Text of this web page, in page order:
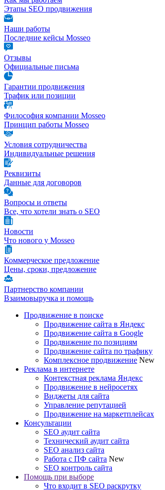
Этапы SEO продвижения
Наши работы
Последние кейсы Mosseo
Отзывы
Официальные письма
Гарантии продвижения
Трафик или позиции
Философия компании Mosseo
Принцип работы Mosseo
Условия сотрудничества
Индивидуальные решения
Реквизиты
Данные для договоров
Вопросы и ответы
Все, что хотели знать о SEO
Новости
Что нового у Mosseo
Коммерческое предложение
Цены, сроки, предложение
Партнерство компании
Взаимовыручка и помощь
Продвижение в поиске
Продвижение сайта в Яндекс
Продвижение сайта в Google
Продвижение по позициям
Продвижение сайта по трафику
Комплексное продвижение New
Реклама в интернете
Контекстная реклама Яндекс
Продвижение в нейросетях
Виджеты для сайта
Управление репутацией
Продвижение на маркетплейсах
Консультации
SEO аудит сайта
Технический аудит сайта
SEO анализ сайта
Работа с ПФ сайта New
SEO контроль сайта
Помощь при выборе
Что входит в SEO раскрутку